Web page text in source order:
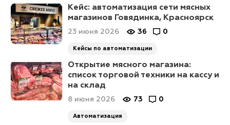
Кейс: автоматизация сети мясных
магазинов Говядинка, Красноярск
23 июня 2026 36 0
Кейсы по автоматизации
Открытие мясного магазина:
список торговой техники на кассу и
на склад
8 июня 2026 73 0
Автоматизация